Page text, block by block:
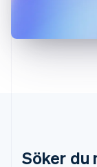
Söker du
Deutsch
English